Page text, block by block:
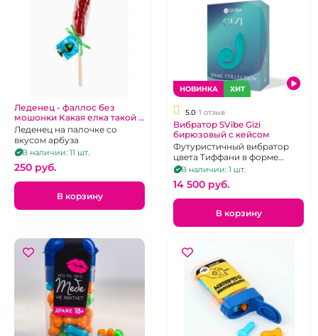
Леденец - фаллос без
мошонки Какая елка такой и
подарок"
Леденец на палочке со
вкусом арбуза
В наличии: 11 шт.
250 pуб.
В корзину
НОВИНКА ХИТ
5.0 1 отзыв
Вибратор SVibe Gizi
бирюзовый с кейсом
Футуристичный вибратор
цвета Тиффани в форме
улитки с 2 моторами
В наличии: 1 шт.
14 500 pуб.
В корзину